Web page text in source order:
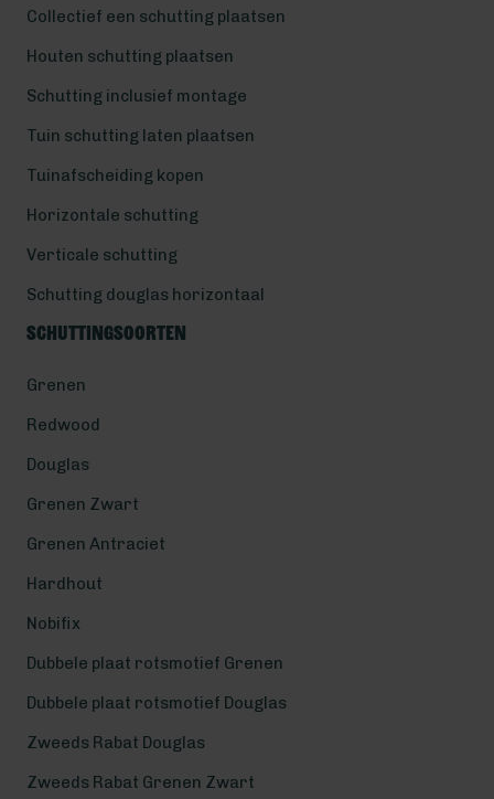
Collectief een schutting plaatsen
Houten schutting plaatsen
Schutting inclusief montage
Tuin schutting laten plaatsen
Tuinafscheiding kopen
Horizontale schutting
Verticale schutting
Schutting douglas horizontaal
Schuttingsoorten
Grenen
Redwood
Douglas
Grenen Zwart
Grenen Antraciet
Hardhout
Nobifix
Dubbele plaat rotsmotief Grenen
Dubbele plaat rotsmotief Douglas
Zweeds Rabat Douglas
Zweeds Rabat Grenen Zwart